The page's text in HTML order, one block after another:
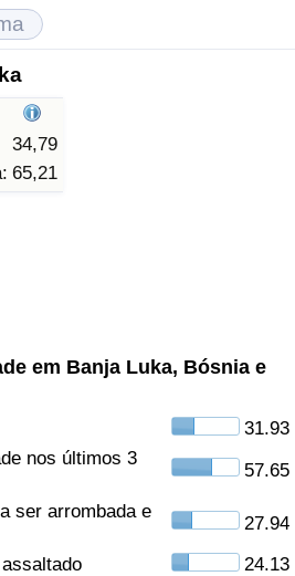
34,79
65,21
em Banja Luka, Bósnia e
31.93
nos últimos 3
57.65
ser arrombada e
27.94
24.13
(Atual)
Vida
Por País
Imóveis (Atual)
Imóveis
Imóveis por País
de Vida
de Vida (Atual)
vida por país
(Atual)
por país